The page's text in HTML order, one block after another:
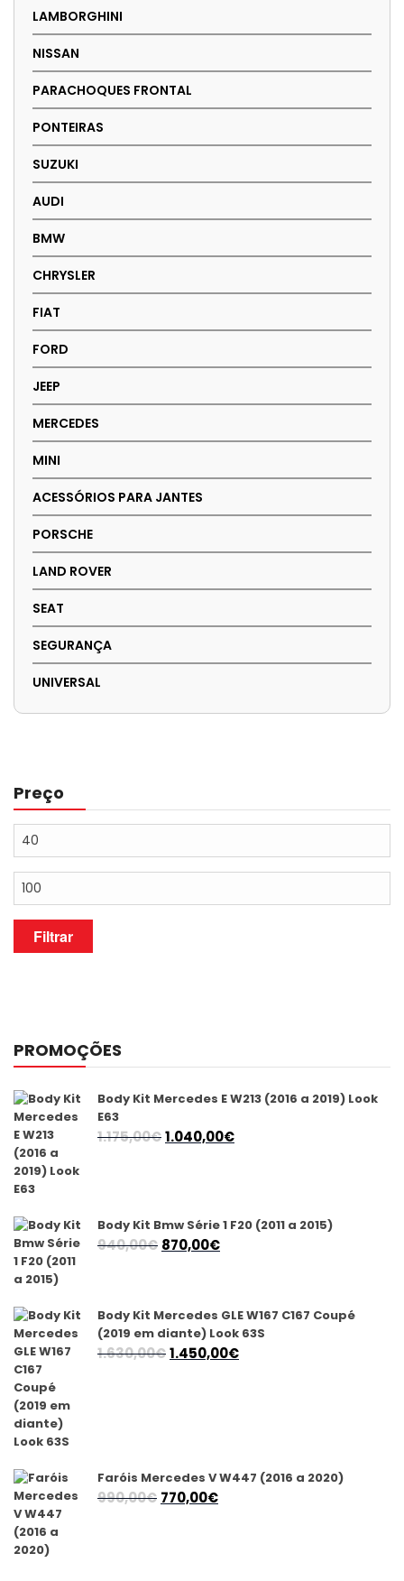
LAMBORGHINI
NISSAN
PARACHOQUES FRONTAL
PONTEIRAS
SUZUKI
AUDI
BMW
CHRYSLER
FIAT
FORD
JEEP
MERCEDES
MINI
ACESSÓRIOS PARA JANTES
PORSCHE
LAND ROVER
SEAT
SEGURANÇA
UNIVERSAL
Preço
Preço
mínimo
Preço
máximo
Filtrar
PROMOÇÕES
Body Kit Mercedes E W213 (2016 a 2019) Look
E63
1.175,00€O
1.175,00€.
1.040,00€O
1.040,00€.
Body Kit Bmw Série 1 F20 (2011 a 2015)
940,00€ O
era:
940,00€.
870,00€O
é:
870,00€.
Body Kit Mercedes GLE W167 C167 Coupé
(2019 em diante) Look 63S
1.630,00€O
1.450,00€O
Faróis Mercedes V W447 (2016 a 2020)
990,00€ O
770,00€O